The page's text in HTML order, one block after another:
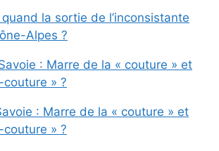
la sortie de l’inconsistante
Alpes ?
: Marre de la « couture » et
» ?
: Marre de la « couture » et
» ?